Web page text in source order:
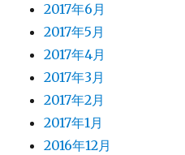
2017年6月
2017年5月
2017年4月
2017年3月
2017年2月
2017年1月
2016年12月